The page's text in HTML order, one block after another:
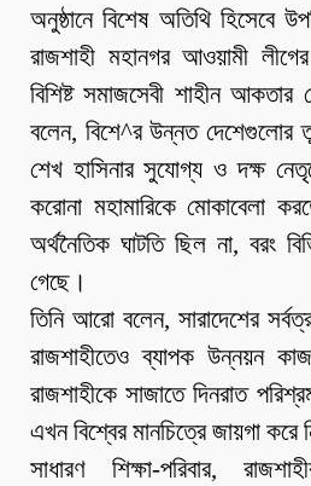
অনুষ্ঠানে বিশেষ অতিথি হিসেবে
রাজশাহী মহানগর আওয়ামী
বিশিষ্ট সমাজসেবী শাহীন আকতার
বলেন, বিশে^র উন্নত দেশেগুলোর
শেখ হাসিনার সুযোগ্য ও দক্ষ
করোনা মহামারিকে মোকাবেলা
অর্থনৈতিক ঘাটতি ছিল না, বরং
গেছে।
তিনি আরো বলেন, সারাদেশের
রাজশাহীতেও ব্যাপক উন্নয়ন
রাজশাহীকে সাজাতে দিনরাত
এখন বিশ্বের মানচিত্রে জায়গা করে
সাধারণ শিক্ষা-পরিবার,